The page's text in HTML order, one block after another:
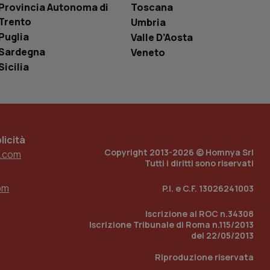
Autonoma di
Toscana
Umbria
Valle D’Aosta
Veneto
Copyright 2013-2026 © Homnya Srl
Tutti i diritti sono riservati
P.I. e C.F. 13026241003
Iscrizione al ROC n.34308
Iscrizione Tribunale di Roma n.115/2013
del 22/05/2013
Riproduzione riservata
per mantenere
incorporati
del sito web sta
di
traccia
incorporati
del sito web sta
di
dell’esperienza
per abilitare il
con identity